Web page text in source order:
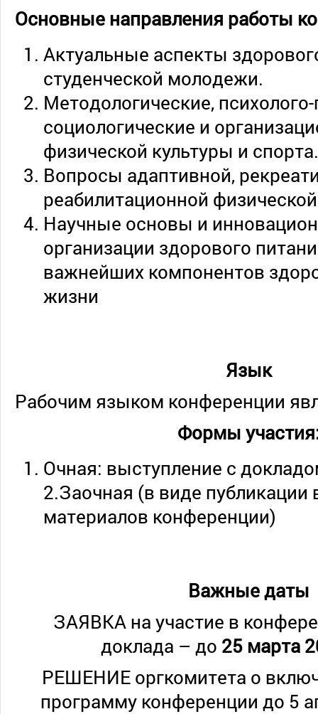
Основные направления работы
Актуальные аспекты
студенческой молодежи.
Методологические,
социологические и
физической культуры и спорта.
Вопросы адаптивной,
реабилитационной
Научные основы и
организации здорового
важнейших компонентов
жизни
Язык
Рабочим языком конференции
Формы
Очная: выступление с
2.Заочная (в виде публикации
материалов конференции)
Важные даты
ЗАЯВКА на участие в
доклада – до 25 марта
РЕШЕНИЕ оргкомитета о
программу конференции до 5